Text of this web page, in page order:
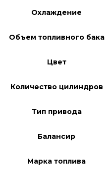
Охлаждение
Объем топливного бака
Цвет
Количество цилиндров
Тип привода
Балансир
Марка топлива